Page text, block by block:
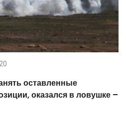
оставленные
оказался в ловушке –